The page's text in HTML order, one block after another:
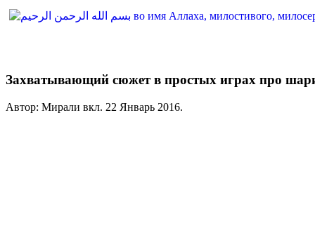
Захватывающий сюжет в простых играх про
Автор: Мирали вкл. 22 Январь 2016.